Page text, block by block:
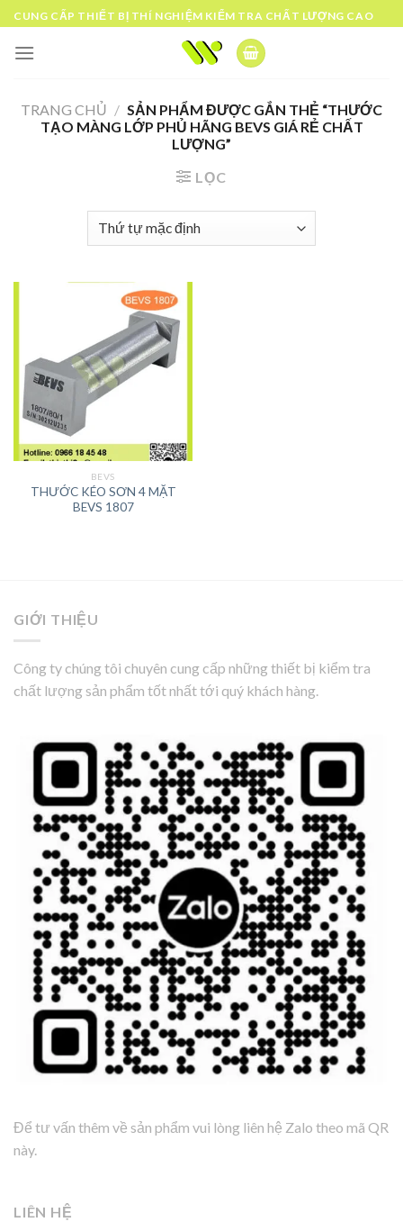
Skip
to
content
CUNG CẤP THIẾT BỊ THÍ NGHIỆM KIỂM TRA CHẤT LƯỢNG CAO
TRANG CHỦ / SẢN PHẨM ĐƯỢC GẮN THẺ “THƯỚC
TẠO MÀNG LỚP PHỦ HÃNG BEVS GIÁ RẺ CHẤT
LƯỢNG”
LỌC
BEVS
THƯỚC KÉO SƠN 4 MẶT
BEVS 1807
GIỚI THIỆU
Công ty chúng tôi chuyên cung cấp những thiết bị kiểm tra
chất lượng sản phẩm tốt nhất tới quý khách hàng.
Để tư vấn thêm về sản phẩm vui lòng liên hệ Zalo theo mã QR
này.
LIÊN HỆ